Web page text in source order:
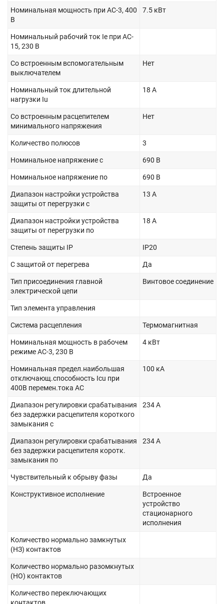
Номинальная мощность при AC-3, 400
В
7.5 кВт
Номинальный рабочий ток Ie при AC-
15, 230 В
Со встроенным вспомогательным
выключателем
Нет
Номинальный ток длительной
нагрузки Iu
18 А
Со встроенным расцепителем
минимального напряжения
Нет
Количество полюсов 3
Номинальное напряжение с 690 В
Номинальное напряжение по 690 В
Диапазон настройки устройства
защиты от перегрузки с
13 А
Диапазон настройки устройства
защиты от перегрузки по
18 А
Степень защиты IP IP20
С защитой от перегрева Да
Тип присоединения главной
электрической цепи
Винтовое соединение
Тип элемента управления
Система расцепления Термомагнитная
Номинальная мощность в рабочем
режиме AC-3, 230 В
4 кВт
Номинальная предел.наибольшая
отключающ.способность Icu при
400В перемен.тока AC
100 кА
Диапазон регулировки срабатывания
без задержки расцепителя короткого
замыкания с
234 А
Диапазон регулировки срабатывания
без задержки расцепителя коротк.
замыкания по
234 А
Чувствительный к обрыву фазы Да
Конструктивное исполнение
Встроенное
устройство
стационарного
исполнения
Количество нормально замкнутых
(НЗ) контактов
Количество нормально разомкнутых
(НО) контактов
Количество переключающих